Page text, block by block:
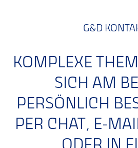
G&D
KOMPLEXE
SICH AM
PERSÖNLICH
PER CHAT, E-